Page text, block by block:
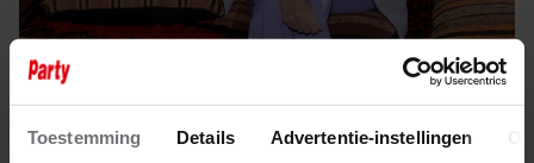
Toestemming Details Advertentie-instellingen
21 september 2024
DAPHNE DECKERS WIL BEPALEN